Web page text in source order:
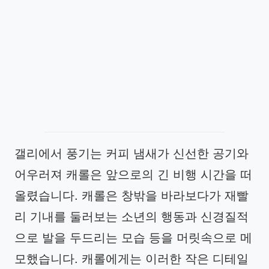
갤리에서 풍기는 커피 냄새가 신선한 공기와
어우러져 캐롤은 앞으로의 긴 비행 시간을 떠
올렸습니다. 캐롤은 창밖을 바라보다가 재빨
리 기내를 둘러보는 소년의 행동과 신경질적
으로 발을 두드리는 모습 등을 머릿속으로 메
모했습니다. 캐롤에게는 이러한 작은 디테일